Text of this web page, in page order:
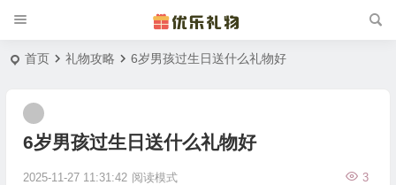
首页 礼物攻略 6岁男孩过生日送什么礼物好
6岁男孩过生日送什么礼物好
2025-11-27 11:31:42 3
阅读模式